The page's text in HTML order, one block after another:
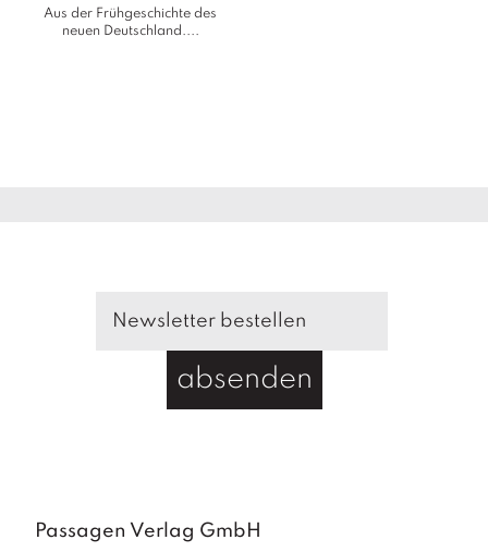
Aus der Frühgeschichte des
neuen Deutschland....
absenden
Passagen Verlag GmbH